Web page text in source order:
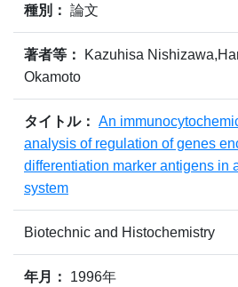
種別： 論文
著者等：
Kazuhisa
Okamoto
タイトル： An
analysis of regulation of genes
differentiation marker antigens in
system
Biotechnic and Histochemistry
年月： 1996年